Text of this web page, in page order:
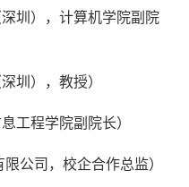
圳），计算机学院副院
圳），教授）
工程学院副院长）
公司，校企合作总监）